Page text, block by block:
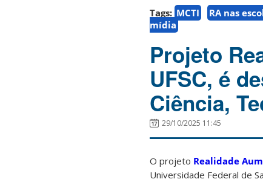
Tags: MCTI RA nas
mídia
Projeto
UFSC, é
Ciência,
29/10/2025 11:45
O projeto Realidade
Universidade Federal de